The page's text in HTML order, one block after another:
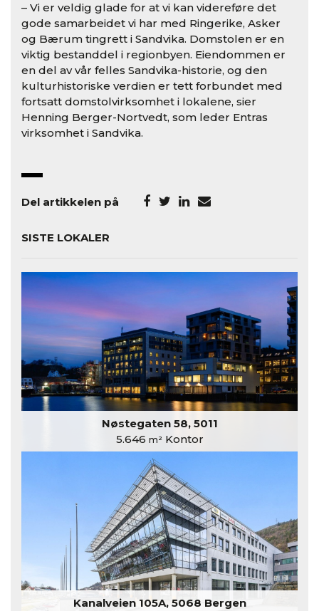
– Vi er veldig glade for at vi kan videreføre det
gode samarbeidet vi har med Ringerike, Asker
og Bærum tingrett i Sandvika. Domstolen er en
viktig bestanddel i regionbyen. Eiendommen er
en del av vår felles Sandvika-historie, og den
kulturhistoriske verdien er tett forbundet med
fortsatt domstolvirksomhet i lokalene, sier
Henning Berger-Nortvedt, som leder Entras
virksomhet i Sandvika.
Del artikkelen på
SISTE LOKALER
Nøstegaten 58, 5011
5.646 m²Kontor
Kanalveien 105A, 5068 Bergen